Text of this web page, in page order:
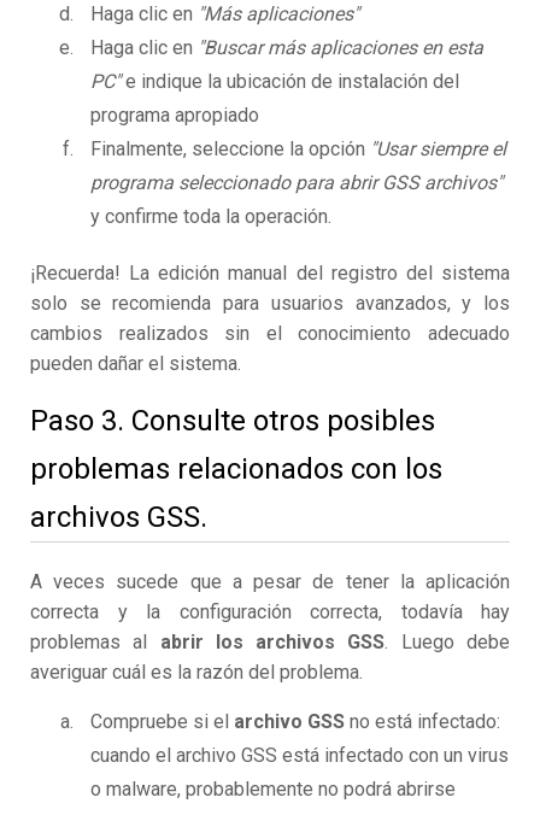
Haga clic en "Más aplicaciones"
Haga clic en "Buscar más aplicaciones en esta
PC"e indique la ubicación de instalación del
programa apropiado
Finalmente, seleccione la opción "Usar siempre el
programa seleccionado para abrir GSS archivos"
y confirme toda la operación.
¡Recuerda! La edición manual del registro del sistema
solo se recomienda para usuarios avanzados, y los
cambios realizados sin el conocimiento adecuado
pueden dañar el sistema.
Paso 3. Consulte otros posibles
problemas relacionados con los
archivos GSS.
A veces sucede que a pesar de tener la aplicación
correcta y la configuración correcta, todavía hay
problemas al abrir los archivos GSS. Luego debe
averiguar cuál es la razón del problema.
Compruebe si el archivo GSS no está infectado:
cuando el archivo GSS está infectado con un virus
o malware, probablemente no podrá abrirse